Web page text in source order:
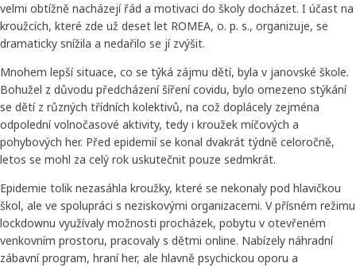
velmi obtížně nacházejí řád a motivaci do školy docházet. I účast na
kroužcích, které zde už deset let ROMEA, o. p. s., organizuje, se
dramaticky snížila a nedařilo se jí zvýšit.
Mnohem lepší situace, co se týká zájmu dětí, byla v janovské škole.
Bohužel z důvodu předcházení šíření covidu, bylo omezeno stýkání
se dětí z různých třídních kolektivů, na což doplácely zejména
odpolední volnočasové aktivity, tedy i kroužek míčových a
pohybových her. Před epidemií se konal dvakrát týdně celoročně,
letos se mohl za celý rok uskutečnit pouze sedmkrát.
Epidemie tolik nezasáhla kroužky, které se nekonaly pod hlavičkou
škol, ale ve spolupráci s neziskovými organizacemi. V přísném režimu
lockdownu využívaly možnosti procházek, pobytu v otevřeném
venkovním prostoru, pracovaly s dětmi online. Nabízely náhradní
zábavní program, hraní her, ale hlavně psychickou oporu a